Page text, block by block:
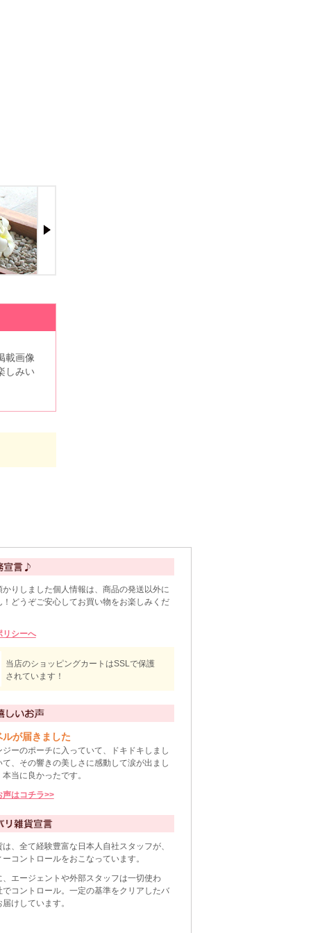
載画像
しみい
りしました個人情報は、商品の発送以外に
どうぞご安心してお買い物をお楽しみくだ
リシーへ
当店のショッピングカートはSSLで保護
されています！
が届きました
ーのポーチに入っていて、ドキドキしまし
、その響きの美しさに感動して涙が出まし
当に良かったです。
声はコチラ>>
、全て経験豊富な日本人自社スタッフが、
コントロールをおこなっています。
エージェントや外部スタッフは一切使わ
コントロール。一定の基準をクリアしたバ
けしています。